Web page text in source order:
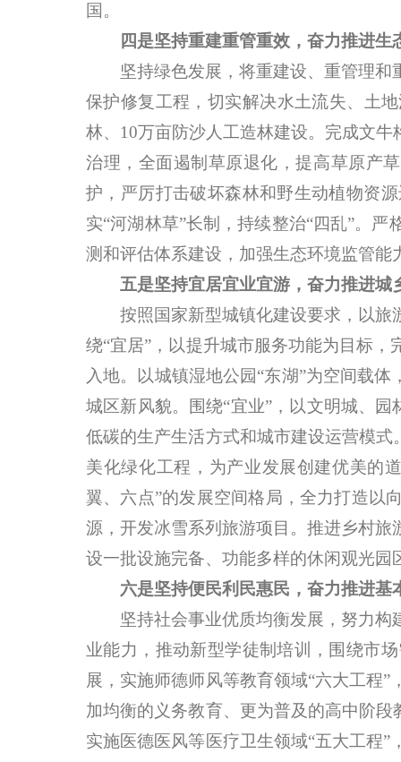
国。
四是坚持重建重管重效，奋力推进生
坚持绿色发展，将重建设、重管理和
保护修复工程，切实解决水土流失、土
林、10万亩防沙人工造林建设。完成文
治理，全面遏制草原退化，提高草原产
护，严厉打击破坏森林和野生动植物资
实“河湖林草”长制，持续整治“四乱”。
测和评估体系建设，加强生态环境监管能
五是坚持宜居宜业宜游，奋力推进城
按照国家新型城镇化建设要求，以旅
绕“宜居”，以提升城市服务功能为目标
入地。以城镇湿地公园“东湖”为空间载
城区新风貌。围绕“宜业”，以文明城、
低碳的生产生活方式和城市建设运营模
美化绿化工程，为产业发展创建优美的
翼、六点”的发展空间格局，全力打造以
源，开发冰雪系列旅游项目。推进乡村
设一批设施完备、功能多样的休闲观光
六是坚持便民利民惠民，奋力推进基
坚持社会事业优质均衡发展，努力构
业能力，推动新型学徒制培训，围绕市
展，实施师德师风等教育领域“六大工程
加均衡的义务教育、更为普及的高中阶
实施医德医风等医疗卫生领域“五大工程